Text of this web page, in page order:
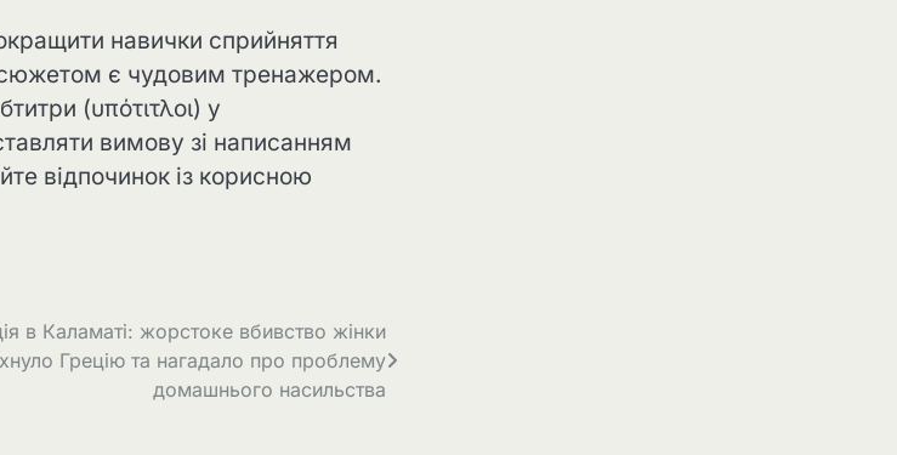
навички сприйняття
сюжетом є чудовим тренажером.
(υπότιτλοι) у
вимову зі написанням
відпочинок із корисною
в Каламаті: жорстоке вбивство жінки
Грецію та нагадало про проблему
домашнього насильства